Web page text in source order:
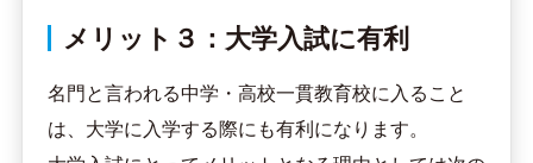
メリット３：大学入試に有利
名門と言われる中学・高校一貫教育校に入ること
は、大学に入学する際にも有利になります。